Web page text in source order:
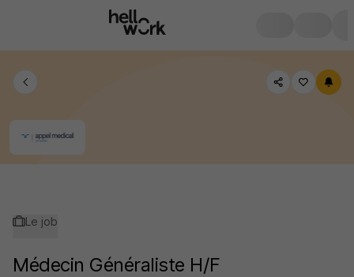
Le job
Médecin Généraliste H/F